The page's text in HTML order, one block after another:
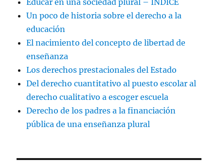
Un poco de historia sobre el derecho a la
educación
El nacimiento del concepto de libertad de
enseñanza
Los derechos prestacionales del Estado
Del derecho cuantitativo al puesto escolar al
derecho cualitativo a escoger escuela
Derecho de los padres a la financiación
pública de una enseñanza plural